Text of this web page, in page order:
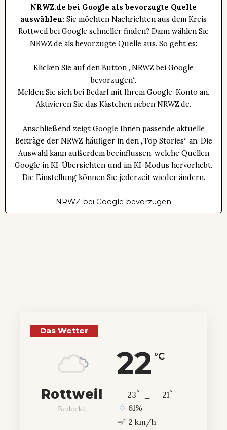
NRWZ.de bei Google als bevorzugte Quelle
auswählen: Sie möchten Nachrichten aus dem Kreis
Rottweil bei Google schneller finden? Dann wählen Sie
NRWZ.de als bevorzugte Quelle aus. So geht es:
Klicken Sie auf den Button „NRWZ bei Google
bevorzugen“.
Melden Sie sich bei Bedarf mit Ihrem Google-Konto an.
Aktivieren Sie das Kästchen neben NRWZ.de.
Anschließend zeigt Google Ihnen passende aktuelle
Beiträge der NRWZ häufiger in den „Top Stories“ an. Die
Auswahl kann außerdem beeinflussen, welche Quellen
Google in KI-Übersichten und im KI-Modus hervorhebt.
Die Einstellung können Sie jederzeit wieder ändern.
NRWZ bei Google bevorzugen
Das Wetter
22 °C
Rottweil
Bedeckt
23° 21°
61%
2 km/h